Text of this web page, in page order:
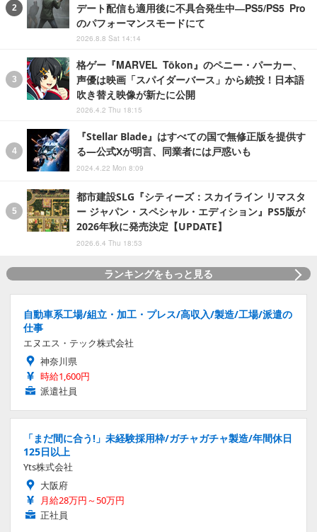
デート配信も適用後に不具合発生中―PS5/PS5 Pro
のパフォーマンスモードにて
2026.8.8 Sat 14:14
格ゲー『MARVEL Tōkon』のペニー・パーカー、
声優は映画「スパイダーバース」から続投！日本語
吹き替え映像が新たに公開
2026.4.2 Thu 18:15
『Stellar Blade』はすべての国で無修正版を提供す
る―公式Xが明言、同業者には戸惑いも
2024.4.22 Mon 8:09
都市建設SLG『シティーズ：スカイライン リマスタ
ー ジャパン・スペシャル・エディション』PS5版が
2026年秋に発売決定【UPDATE】
2026.6.4 Thu 18:53
ランキングをもっと見る
自動車系工場/組立・加工・プレス/高収入/製造/工場/派遣の
仕事
エヌエス・テック株式会社
神奈川県
時給1,600円
派遣社員
「まだ間に合う!」未経験採用枠/ガチャガチャ製造/年間休日
125日以上
Yts株式会社
大阪府
月給28万円～50万円
正社員